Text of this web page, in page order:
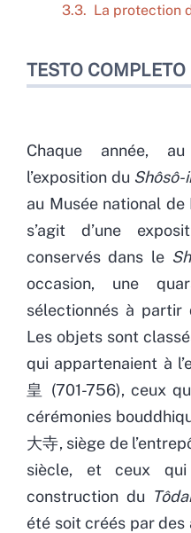
3.3. La protection
TESTO COMPLETO
Chaque année,
l’exposition du Shôsô-
au Musée national
s’agit d’une
conservés dans le
occasion, une
sélectionnés à partir
Les objets sont
qui appartenaient à
皇 (701-756), ceux
cérémonies
大寺, siège de
siècle, et ceux
construction du
été soit créés par des